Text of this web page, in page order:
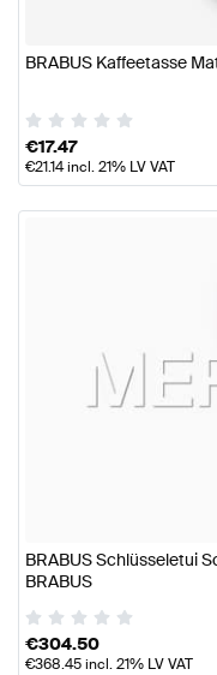
BRABUS Kaffeetasse
€17.47
€21.14incl. 21% LV VAT
BRABUS Schlüsseletui
BRABUS
€304.50
€368.45incl. 21% LV VAT